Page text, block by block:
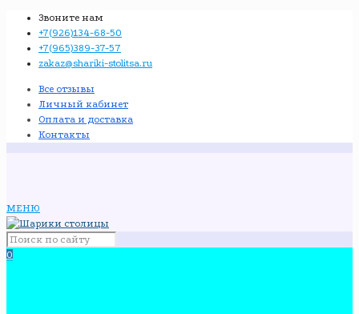
Звоните нам
+7(926)134-68-50
+7(965)389-37-57
zakaz@shariki-stolitsa.ru
Все отзывы
Личный кабинет
Оплата и доставка
Контакты
МЕНЮ
0